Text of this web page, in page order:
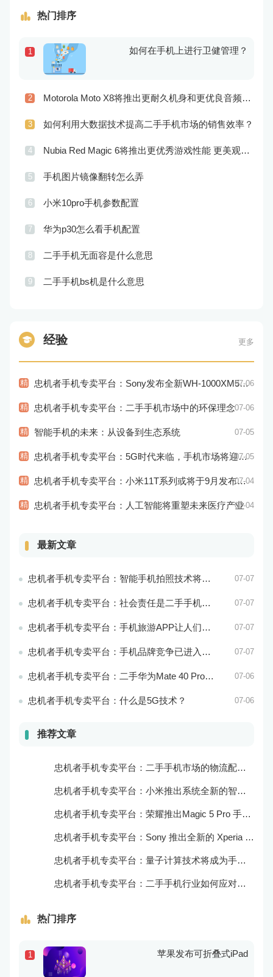
热门排序
1 如何在手机上进行卫健管理？
2 Motorola Moto X8将推出更耐久机身和更优良音频效果
3 如何利用大数据技术提高二手手机市场的销售效率？
4 Nubia Red Magic 6将推出更优秀游戏性能 更美观的外观设计
5 手机图片镜像翻转怎么弄
6 小米10pro手机参数配置
7 华为p30怎么看手机配置
8 二手手机无面容是什么意思
9 二手手机bs机是什么意思
经验 更多
精 忠机者手机专卖平台：Sony发布全新WH-1000XM5耳机，搭载更多电池和多项创新功能07-06
精 忠机者手机专卖平台：二手手机市场中的环保理念07-06
精 智能手机的未来：从设备到生态系统 07-05
精 忠机者手机专卖平台：5G时代来临，手机市场将迎来新变革07-05
精 忠机者手机专卖平台：小米11T系列或将于9月发布，其中包括一款Pro版本07-04
精 忠机者手机专卖平台：人工智能将重塑未来医疗产业07-04
最新文章
忠机者手机专卖平台：智能手机拍照技术将不断升级，成为手机行业的重要趋势 07-07
忠机者手机专卖平台：社会责任是二手手机市场的使命和价值所在 07-07
忠机者手机专卖平台：手机旅游APP让人们轻松出行 07-07
忠机者手机专卖平台：手机品牌竞争已进入新阶段 07-07
忠机者手机专卖平台：二手华为Mate 40 Pro市场价格持续下跌 07-06
忠机者手机专卖平台：什么是5G技术？ 07-06
推荐文章
忠机者手机专卖平台：二手手机市场的物流配送和出售方式
忠机者手机专卖平台：小米推出系统全新的智能厨房
忠机者手机专卖平台：荣耀推出Magic 5 Pro 手机，搭载麒麟9000处理器和5000万像素主摄像头
忠机者手机专卖平台：Sony 推出全新的 Xperia 1 III 手机，展现出卓越的技术和品质
忠机者手机专卖平台：量子计算技术将成为手机行业的新的发展方向
忠机者手机专卖平台：二手手机行业如何应对生态系统的要求
热门排序
1 苹果发布可折叠式iPad